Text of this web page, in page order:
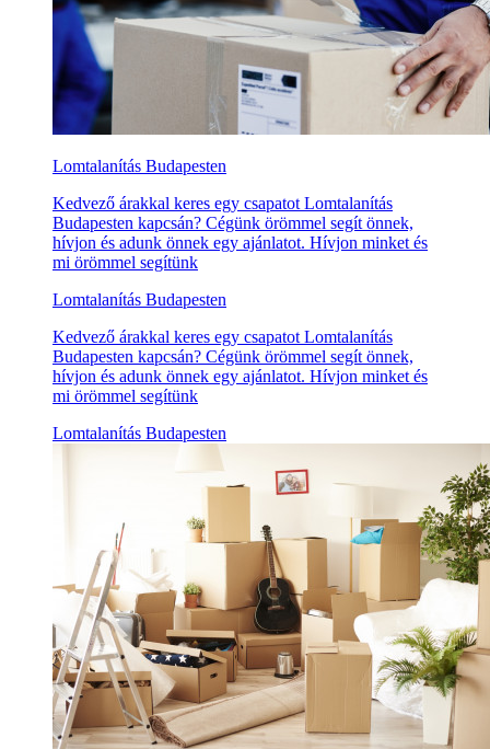
Lomtalanítás Budapesten
Kedvező árakkal keres egy csapatot Lomtalanítás
Budapesten kapcsán? Cégünk örömmel segít önnek,
hívjon és adunk önnek egy ajánlatot. Hívjon minket és
mi örömmel segítünk
Lomtalanítás Budapesten
Kedvező árakkal keres egy csapatot Lomtalanítás
Budapesten kapcsán? Cégünk örömmel segít önnek,
hívjon és adunk önnek egy ajánlatot. Hívjon minket és
mi örömmel segítünk
Lomtalanítás Budapesten